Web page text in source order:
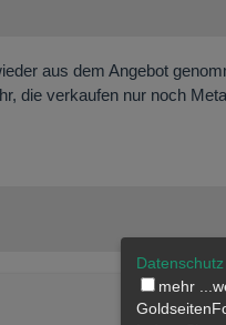
aus dem Angebot
die verkaufen nur noch
Datenschutz
mehr ...